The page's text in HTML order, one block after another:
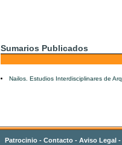
Sumarios Publicados
Nailos. Estudios Interdisciplinares de
Patrocinio- Contacto- Aviso Legal -